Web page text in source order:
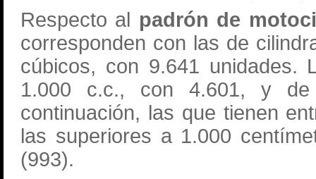
Respecto al padrón de
corresponden con las de
cúbicos, con 9.641
1.000 c.c., con 4.601, y
continuación, las que tienen
las superiores a 1.000
(993).